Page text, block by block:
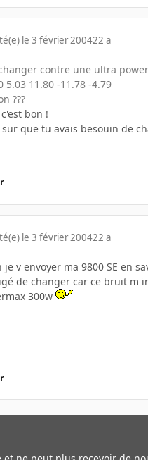
le 3 février 200422 a
contre une ultra
5.03 11.80 -11.78 -4.79
???
bon !
sur que tu avais besouin de
le 3 février 200422 a
je v envoyer ma 9800 SE en
de changer car ce bruit m
300w